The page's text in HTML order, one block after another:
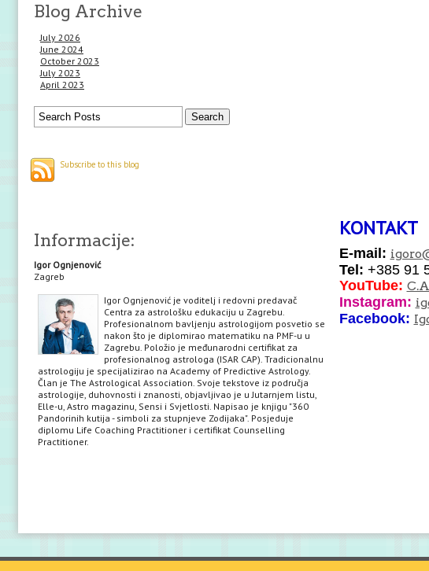
Blog Archive
July 2026
June 2024
October 2023
July 2023
April 2023
Subscribe to this blog
Informacije:
Igor Ognjenović
Zagreb
Igor Ognjenović je voditelj i redovni predavač
Centra za astrološku edukaciju u Zagrebu.
Profesionalnom bavljenju astrologijom posvetio se
nakon što je diplomirao matematiku na PMF-u u
Zagrebu. Položio je međunarodni certifikat za
profesionalnog astrologa (ISAR CAP). Tradicionalnu
astrologiju je specijalizirao na Academy of Predictive Astrology.
Član je The Astrological Association. Svoje tekstove iz područja
astrologije, duhovnosti i znanosti, objavljivao je u Jutarnjem listu,
Elle-u, Astro magazinu, Sensi i Svjetlosti. Napisao je knjigu "360
Pandorinih kutija - simboli za stupnjeve Zodijaka". Posjeduje
diplomu Life Coaching Practitioner i certifikat Counselling
Practitioner.
KONTAKT
E-mail: igoro
Tel: +385 91
YouTube:
Instagram:
Facebook: